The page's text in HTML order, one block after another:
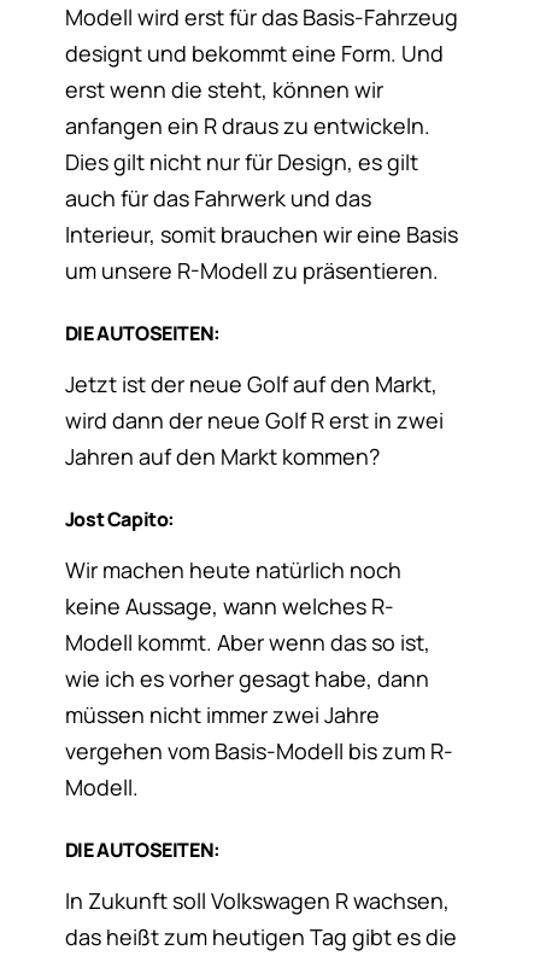
Modell wird erst für das Basis-Fahrzeug
designt und bekommt eine Form. Und
erst wenn die steht, können wir
anfangen ein R draus zu entwickeln.
Dies gilt nicht nur für Design, es gilt
auch für das Fahrwerk und das
Interieur, somit brauchen wir eine Basis
um unsere R-Modell zu präsentieren.
DIE AUTOSEITEN:
Jetzt ist der neue Golf auf den Markt,
wird dann der neue Golf R erst in zwei
Jahren auf den Markt kommen?
Jost Capito:
Wir machen heute natürlich noch
keine Aussage, wann welches R-
Modell kommt. Aber wenn das so ist,
wie ich es vorher gesagt habe, dann
müssen nicht immer zwei Jahre
vergehen vom Basis-Modell bis zum R-
Modell.
DIE AUTOSEITEN:
In Zukunft soll Volkswagen R wachsen,
das heißt zum heutigen Tag gibt es die